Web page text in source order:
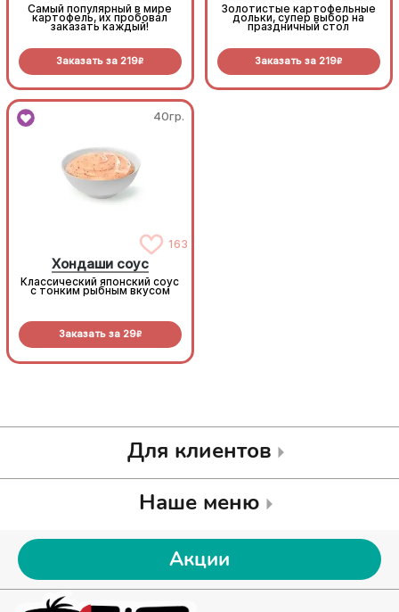
Самый популярный в мире
картофель, их пробовал
заказать каждый!
Заказать за 219R
Золотистые картофельные
дольки, супер выбор на
праздничный стол
Заказать за 219R
40гр.
163
Хондаши соус
Классический японский соус
с тонким рыбным вкусом
Заказать за 29R
Для клиентов
Наше меню
Акции